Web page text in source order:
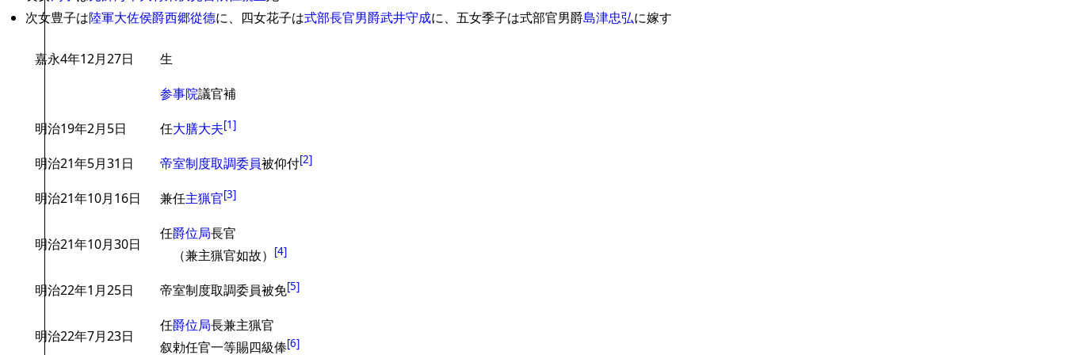
次女豊子は陸軍大佐侯爵西郷從德に、四女花子は式部長官男爵武井守成に、五女季子は式部官男爵島津忠弘に嫁す
嘉永4年12月27日
生
参事院議官補
明治19年2月5日
任大膳大夫[1]
明治21年5月31日 帝室制度取調委員被仰付[2]
明治21年10月16日 兼任主猟官[3]
明治21年10月30日
任爵位局長官
（兼主猟官如故）
[4]
明治22年1月25日 帝室制度取調委員被免[5]
明治22年7月23日
任爵位局長兼主猟官
叙勅任官一等賜四級俸[6]